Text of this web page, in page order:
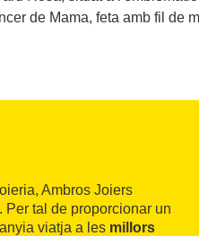
de Mama, feta amb fil de
Ambros Joiers
tal de proporcionar un
viatja a les millors